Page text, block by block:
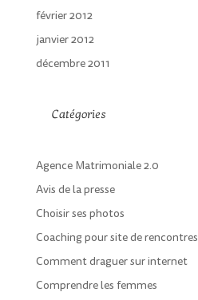
février 2012
janvier 2012
décembre 2011
Catégories
Agence Matrimoniale 2.0
Avis de la presse
Choisir ses photos
Coaching pour site de rencontres
Comment draguer sur internet
Comprendre les femmes